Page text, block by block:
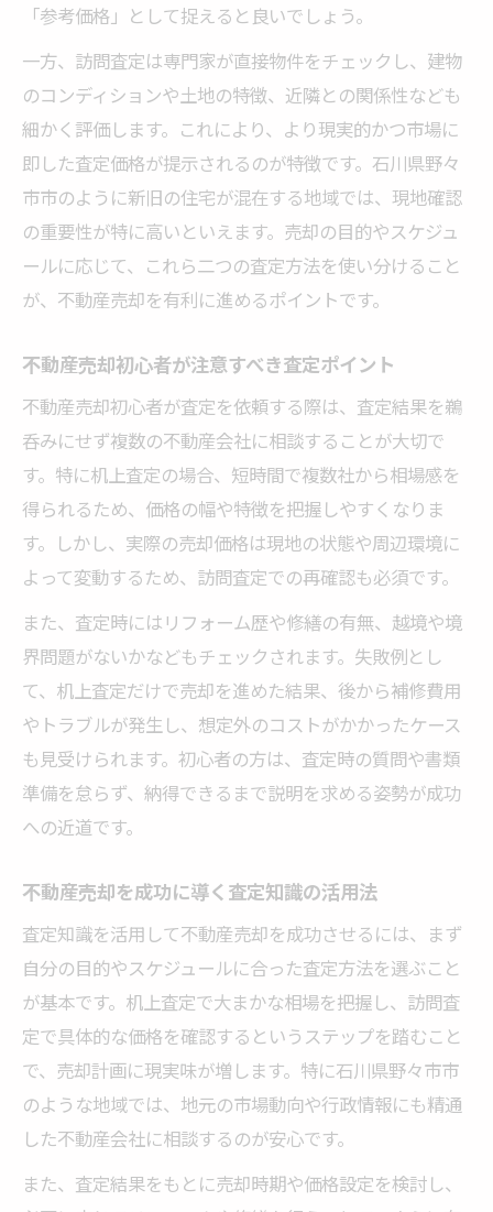
「参考価格」として捉えると良いでしょう。
一方、訪問査定は専門家が直接物件をチェックし、建物
のコンディションや土地の特徴、近隣との関係性なども
細かく評価します。これにより、より現実的かつ市場に
即した査定価格が提示されるのが特徴です。石川県野々
市市のように新旧の住宅が混在する地域では、現地確認
の重要性が特に高いといえます。売却の目的やスケジュ
ールに応じて、これら二つの査定方法を使い分けること
が、不動産売却を有利に進めるポイントです。
不動産売却初心者が注意すべき査定ポイント
不動産売却初心者が査定を依頼する際は、査定結果を鵜
呑みにせず複数の不動産会社に相談することが大切で
す。特に机上査定の場合、短時間で複数社から相場感を
得られるため、価格の幅や特徴を把握しやすくなりま
す。しかし、実際の売却価格は現地の状態や周辺環境に
よって変動するため、訪問査定での再確認も必須です。
また、査定時にはリフォーム歴や修繕の有無、越境や境
界問題がないかなどもチェックされます。失敗例とし
て、机上査定だけで売却を進めた結果、後から補修費用
やトラブルが発生し、想定外のコストがかかったケース
も見受けられます。初心者の方は、査定時の質問や書類
準備を怠らず、納得できるまで説明を求める姿勢が成功
への近道です。
不動産売却を成功に導く査定知識の活用法
査定知識を活用して不動産売却を成功させるには、まず
自分の目的やスケジュールに合った査定方法を選ぶこと
が基本です。机上査定で大まかな相場を把握し、訪問査
定で具体的な価格を確認するというステップを踏むこと
で、売却計画に現実味が増します。特に石川県野々市市
のような地域では、地元の市場動向や行政情報にも精通
した不動産会社に相談するのが安心です。
また、査定結果をもとに売却時期や価格設定を検討し、